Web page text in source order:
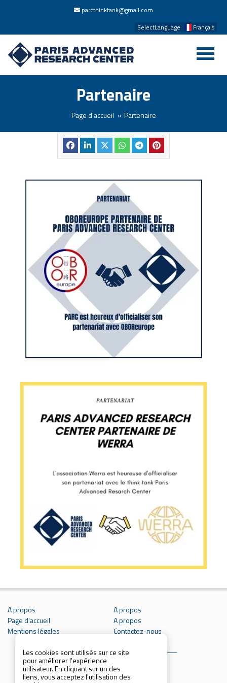
parcthinktank@gmail.com
SelectLanguage
Français
Partenaire
Page d'accueil Partenaire
A propos
A propos
Page d'accueil
A propos
Mentions légales
Contactez-nous
Les cookies sont utilisés sur ce site
pour améliorer l'expérience
utilisateur. En cliquant sur un des
liens, vous acceptez l'utilisation des